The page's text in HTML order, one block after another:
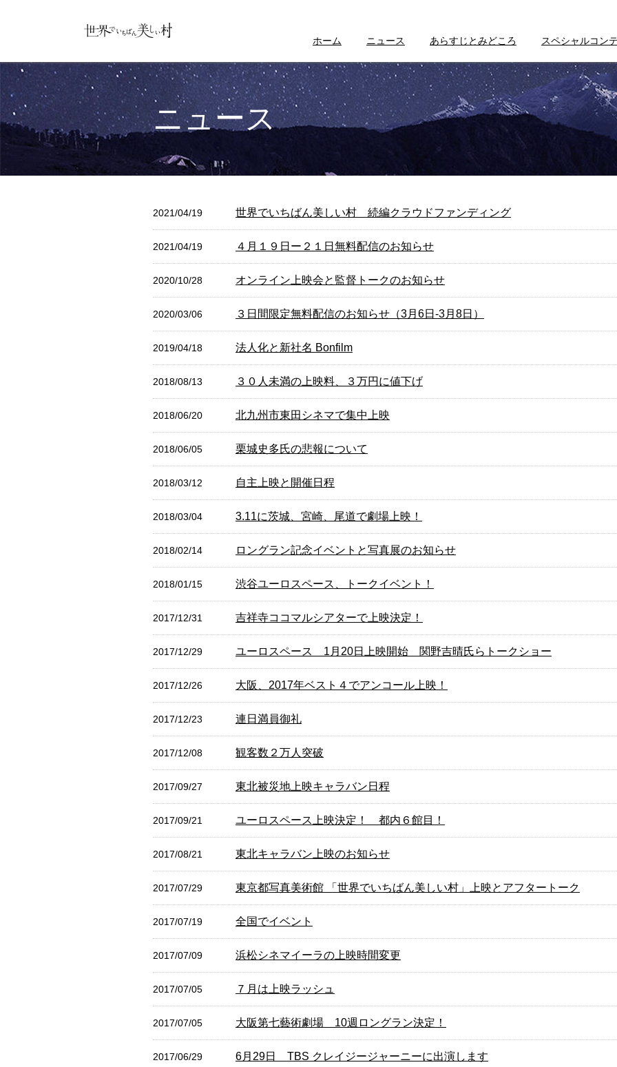
ホーム ニュース あらすじとみどころ スペシャルコン
ニュース
2021/04/19 世界でいちばん美しい村 続編クラウドファンディング
2021/04/19 ４月１９日ー２１日無料配信のお知らせ
2020/10/28 オンライン上映会と監督トークのお知らせ
2020/03/06 ３日間限定無料配信のお知らせ（3月6日-3月8日）
2019/04/18 法人化と新社名 Bonfilm
2018/08/13 ３０人未満の上映料、３万円に値下げ
2018/06/20 北九州市東田シネマで集中上映
2018/06/05 栗城史多氏の悲報について
2018/03/12 自主上映と開催日程
2018/03/04 3.11に茨城、宮崎、尾道で劇場上映！
2018/02/14 ロングラン記念イベントと写真展のお知らせ
2018/01/15 渋谷ユーロスペース、トークイベント！
2017/12/31 吉祥寺ココマルシアターで上映決定！
2017/12/29 ユーロスペース 1月20日上映開始 関野吉晴氏らトークショー
2017/12/26 大阪、2017年ベスト４でアンコール上映！
2017/12/23 連日満員御礼
2017/12/08 観客数２万人突破
2017/09/27 東北被災地上映キャラバン日程
2017/09/21 ユーロスペース上映決定！ 都内６館目！
2017/08/21 東北キャラバン上映のお知らせ
2017/07/29 東京都写真美術館 「世界でいちばん美しい村」上映とアフタートーク
2017/07/19 全国でイベント
2017/07/09 浜松シネマイーラの上映時間変更
2017/07/05 ７月は上映ラッシュ
2017/07/05 大阪第七藝術劇場 10週ロングラン決定！
2017/06/29 6月29日 TBS クレイジージャーニーに出演します